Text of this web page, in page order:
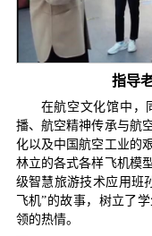
指导
在航空文化馆中，
播、航空精神传承与航
化以及中国航空工业的
林立的各式各样飞机模
级智慧旅游技术应用班
飞机”的故事，树立了
领的热情。